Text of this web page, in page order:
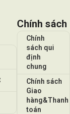
Chính sách
Chính
sách qui
định
chung
Chính sách
Giao
hàng&Thanh
toán